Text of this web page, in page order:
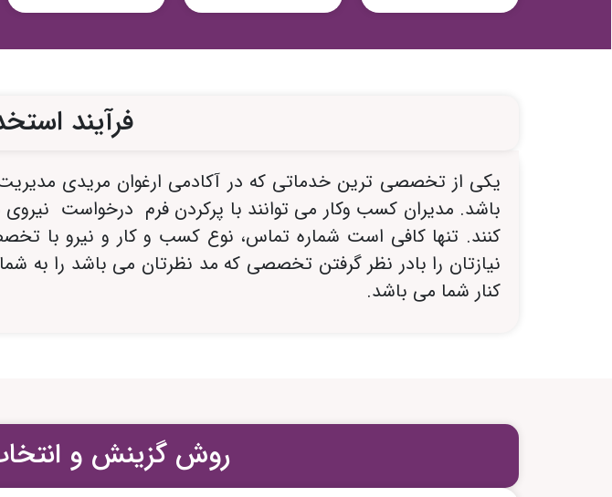
فرآیند
یکی از تخصصی ترین خدماتی که در آکادمی ارغوان مریدی
باشد. مدیران کسب وکار می توانند با پرکردن فرم درخواست
کنند. تنها کافی است شماره تماس، نوع کسب و کار و نیرو با
نیازتان را بادر نظر گرفتن تخصصی که مد نظرتان می باشد را
کنار شما می باشد.
روش گزینش و